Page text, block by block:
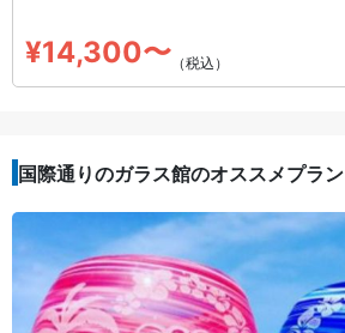
¥14,300〜 （税込）
国際通りのガラス館のオススメプラン